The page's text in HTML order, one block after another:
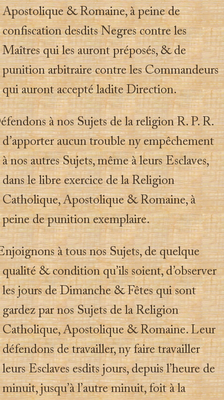
Apostolique & Romaine, à peine de
confiscation desdits Negres contre les
Maîtres qui les auront préposés, & de
punition arbitraire contre les Commandeurs
qui auront accepté ladite Direction.
à nos Sujets de la religion R. P. R.
d’apporter aucun trouble ny empêchement
à nos autres Sujets, même à leurs Esclaves,
dans le libre exercice de la Religion
Catholique, Apostolique & Romaine, à
peine de punition exemplaire.
à tous nos Sujets, de quelque
qualité & condition qu’ils soient, d’observer
les jours de Dimanche & Fêtes qui sont
gardez par nos Sujets de la Religion
Catholique, Apostolique & Romaine. Leur
défendons de travailler, ny faire travailler
leurs Esclaves esdits jours, depuis l’heure de
minuit, jusqu’à l’autre minuit, foit à la